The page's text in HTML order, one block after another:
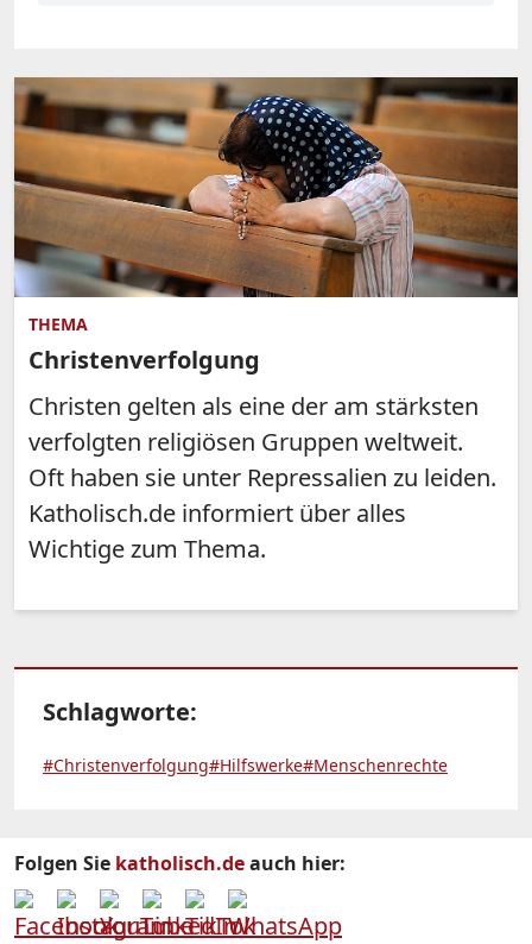
THEMA
Christenverfolgung
Christen gelten als eine der am stärksten
verfolgten religiösen Gruppen weltweit.
Oft haben sie unter Repressalien zu leiden.
Katholisch.de informiert über alles
Wichtige zum Thema.
Schlagworte:
#Christenverfolgung#Hilfswerke#Menschenrechte
Folgen Sie katholisch.deauch hier: